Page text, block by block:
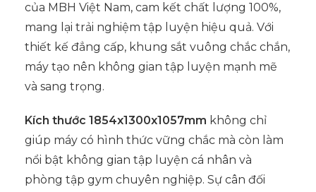
của MBH Việt Nam, cam kết chất lượng 100%,
mang lại trải nghiệm tập luyện hiệu quả. Với
thiết kế đẳng cấp, khung sắt vuông chắc chắn,
máy tạo nên không gian tập luyện mạnh mẽ
và sang trọng.
Kích thước 1854x1300x1057mm không chỉ
giúp máy có hình thức vững chắc mà còn làm
nổi bật không gian tập luyện cá nhân và
phòng tập gym chuyên nghiệp. Sự cân đối